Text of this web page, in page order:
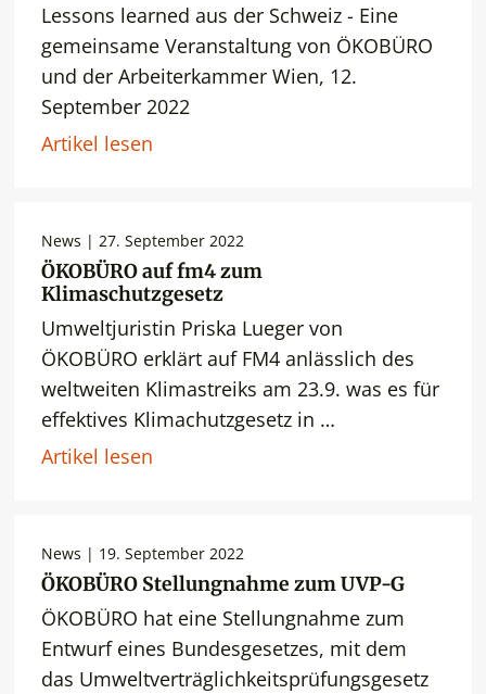
Lessons learned aus der Schweiz - Eine
gemeinsame Veranstaltung von ÖKOBÜRO
und der Arbeiterkammer Wien, 12.
September 2022
Artikel lesen
News | 27. September 2022
ÖKOBÜRO auf fm4 zum
Klimaschutzgesetz
Umweltjuristin Priska Lueger von
ÖKOBÜRO erklärt auf FM4 anlässlich des
weltweiten Klimastreiks am 23.9. was es für
effektives Klimachutzgesetz in …
Artikel lesen
News | 19. September 2022
ÖKOBÜRO Stellungnahme zum UVP-G
ÖKOBÜRO hat eine Stellungnahme zum
Entwurf eines Bundesgesetzes, mit dem
das Umweltverträglichkeitsprüfungsgesetz